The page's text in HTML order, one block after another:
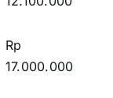
Rp
17.000.000